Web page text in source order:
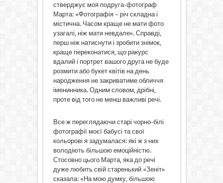
стверджує моя подруга-фотограф
Марта: «Фотографія – річ складна і
містична. Часом краще не мати фото
узагалі, ніж мати невдале». Справді,
перш ніж натиснути і зробити знімок,
краще переконатися, що ракурс
вдалий і портрет вашого друга не буде
розмити або букет квітів на день
народження не закриватиме обличчя
іменинника. Одним словом, дрібні,
проте від того не менш важливі речі.
Все ж переглядаючи старі чорно-білі
фотографії моєї бабусі та свої
кольорові я задумалася: які ж з них
володіють більшою емоційністю.
Стосовно цього Марта, яка до речі
дуже любить свій старенький «Зеніт»
сказала: «На мою думку, більшою